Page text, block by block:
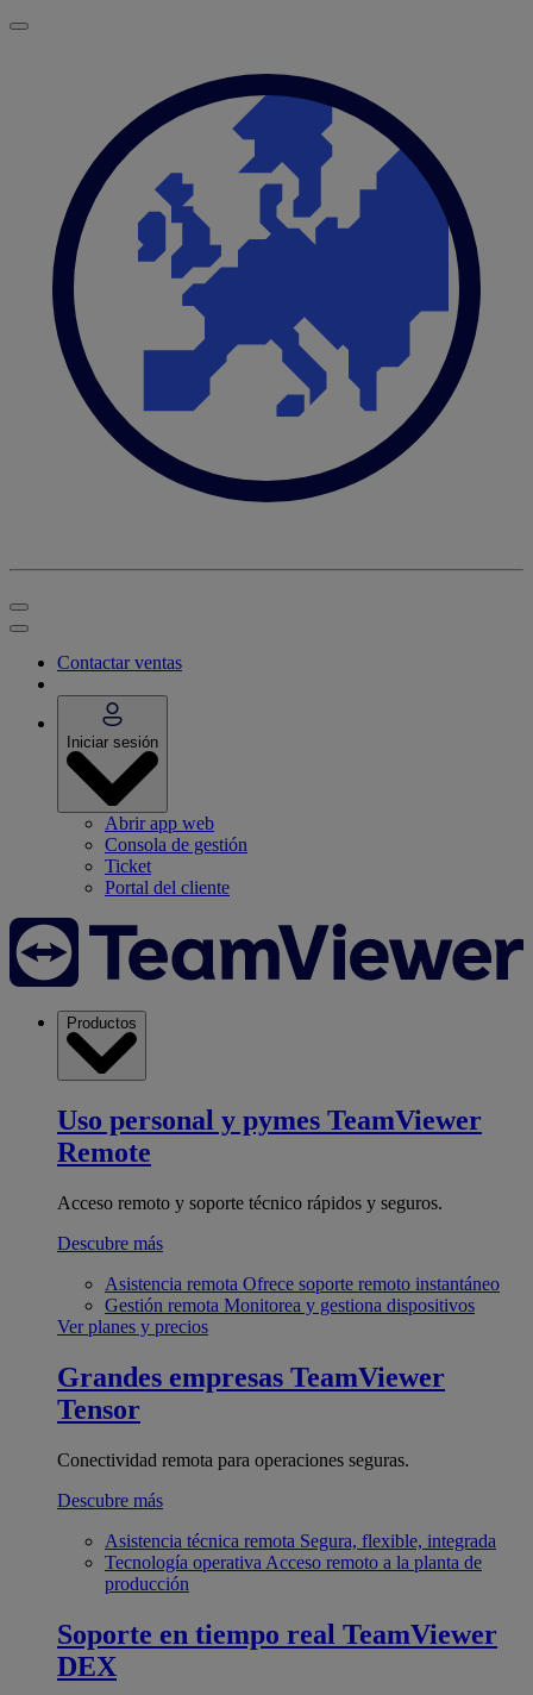
Contactar ventas
Iniciar sesión
Abrir app web
Consola de gestión
Ticket
Portal del cliente
Productos
Uso personal y pymes TeamViewer
Remote
Acceso remoto y soporte técnico rápidos y seguros.
Descubre más
Asistencia remota Ofrece soporte remoto instantáneo
Gestión remota Monitorea y gestiona dispositivos
Ver planes y precios
Grandes empresas TeamViewer
Tensor
Conectividad remota para operaciones seguras.
Descubre más
Asistencia técnica remota Segura, flexible, integrada
Tecnología operativa Acceso remoto a la planta de
producción
Soporte en tiempo real TeamViewer
DEX